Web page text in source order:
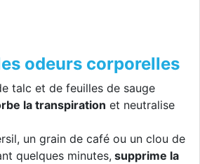
odeurs corporelles
talc et de feuilles de sauge
la transpiration et neutralise
un grain de café ou un clou de
quelques minutes, supprime la